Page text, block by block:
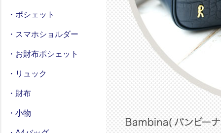
・ポシェット
・スマホショルダー
・お財布ポシェット
・リュック
・財布
・小物